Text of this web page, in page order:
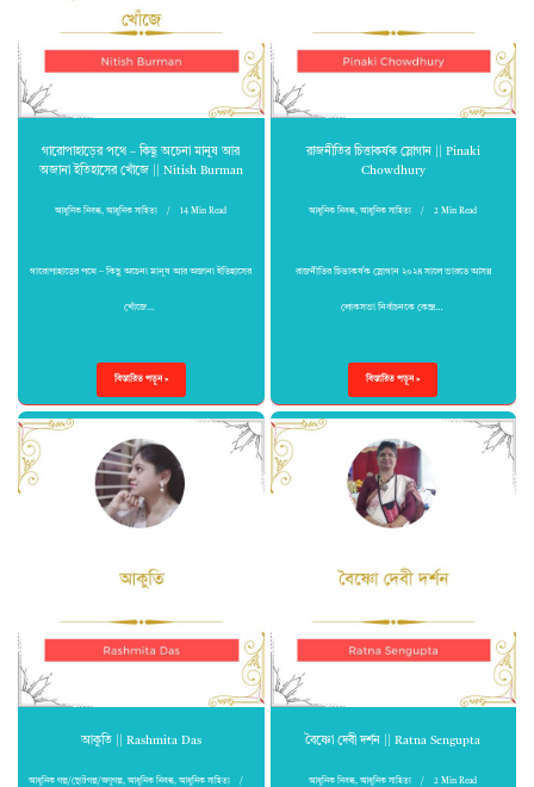
গারোপাহাড়ের পথে – কিছু অচেনা মানুষ আর
অজানা ইতিহাসের খোঁজে || Nitish Burman
আধুনিক নিবন্ধ,আধুনিক সাহিত্য 14 Min Read
গারোপাহাড়ের পথে – কিছু অচেনা মানুষ আর অজানা ইতিহাসের
খোঁজে…
বিস্তারিত পড়ুন »
রাজনীতির চিত্তাকর্ষক স্লোগান || Pinaki
Chowdhury
আধুনিক নিবন্ধ,আধুনিক সাহিত্য 2 Min Read
রাজনীতির চিত্তাকর্ষক স্লোগান ২০২৪ সালে ভারতে আসন্ন
লোকসভা নির্বাচনকে কেন্দ্র…
বিস্তারিত পড়ুন »
আকুতি || Rashmita Das
আধুনিক গল্প/ছোটগল্প/অণুগল্প,আধুনিক নিবন্ধ,আধুনিক সাহিত্য
বৈষ্ণো দেবী দর্শন || Ratna Sengupta
আধুনিক নিবন্ধ,আধুনিক সাহিত্য 2 Min Read